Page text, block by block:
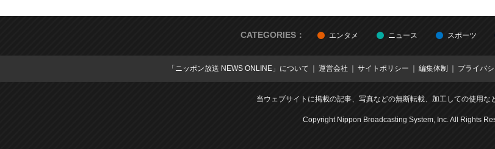
CATEGORIES： エンタメ ニュース スポーツ
「ニッポン放送 NEWS ONLINE」について 運営会社 サイトポリシー 編集体制 プライバ
当ウェブサイトに掲載の記事、写真などの無断転載、加工しての使用な
Copyright Nippon Broadcasting System, Inc. All Rights